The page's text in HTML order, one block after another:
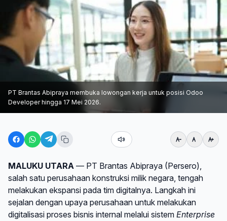
PT Brantas Abipraya membuka lowongan kerja untuk posisi Odoo
Developer hingga 17 Mei 2026.
MALUKU UTARA — PT Brantas Abipraya (Persero),
salah satu perusahaan konstruksi milik negara, tengah
melakukan ekspansi pada tim digitalnya. Langkah ini
sejalan dengan upaya perusahaan untuk melakukan
digitalisasi proses bisnis internal melalui sistem Enterprise